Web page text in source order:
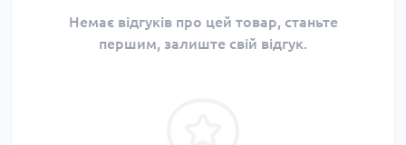
Немає відгуків про цей товар, станьте
першим, залиште свій відгук.